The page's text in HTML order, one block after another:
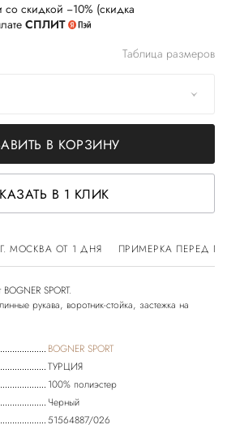
со скидкой −10% (скидка
СПЛИТ
Таблица размеров
В КОРЗИНУ
В 1 КЛИК
МОСКВА ОТ 1 ДНЯ ПРИМЕРКА ПЕРЕД
SPORT.
рукава, воротник-стойка, застежка на
BOGNER SPORT
ТУРЦИЯ
100% полиэстер
Черный
51564887/026